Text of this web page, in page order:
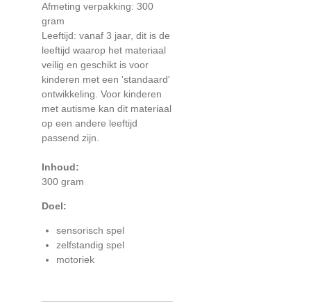
Afmeting verpakking: 300
gram
Leeftijd: vanaf 3 jaar, dit is de
leeftijd waarop het materiaal
veilig en geschikt is voor
kinderen met een 'standaard'
ontwikkeling. Voor kinderen
met autisme kan dit materiaal
op een andere leeftijd
passend zijn.
Inhoud:
300 gram
Doel:
sensorisch spel
zelfstandig spel
motoriek